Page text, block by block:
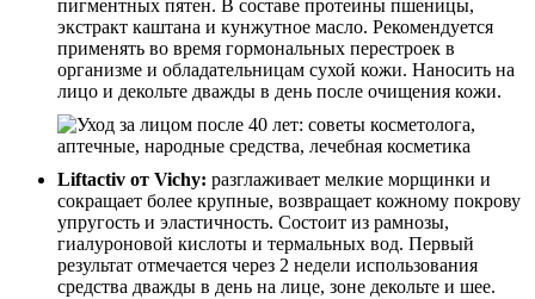
пигментных пятен. В составе протеины пшеницы,
экстракт каштана и кунжутное масло. Рекомендуется
применять во время гормональных перестроек в
организме и обладательницам сухой кожи. Наносить на
лицо и декольте дважды в день после очищения кожи.
Liftactiv от Vichy: разглаживает мелкие морщинки и
сокращает более крупные, возвращает кожному покрову
упругость и эластичность. Состоит из рамнозы,
гиалуроновой кислоты и термальных вод. Первый
результат отмечается через 2 недели использования
средства дважды в день на лице, зоне декольте и шее.